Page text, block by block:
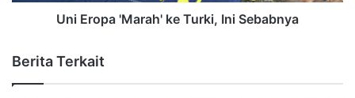
Uni Eropa 'Marah' ke Turki, Ini Sebabnya
Berita Terkait